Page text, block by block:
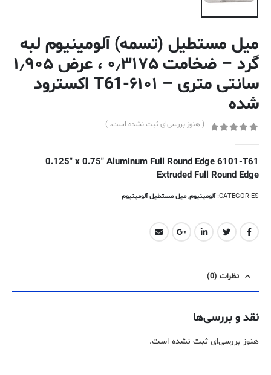
میل مستطیل (تسمه) آلومینیوم لبه
گرد – ضخامت ۰٫۳۱۷۵ ، عرض ۱٫۹۰۵
سانتی متری – ۶۱۰۱-T61 اکسترود
شده
( هنوز بررسی‌ای ثبت نشده است. )
0.125″ x 0.75″ Aluminum Full Round Edge 6101-T61
Extruded Full Round Edge
CATEGORIES: آلومینیوم,میل مستطیل آلومینیوم
نظرات (0)
نقد و بررسی‌ها
هنوز بررسی‌ای ثبت نشده است.